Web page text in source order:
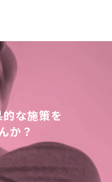
な施策を
か？